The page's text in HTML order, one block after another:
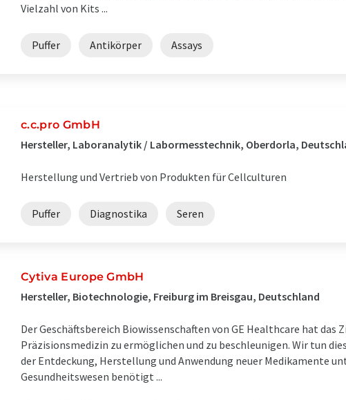
Vielzahl von Kits ...
Puffer Antikörper Assays
c.c.pro GmbH
Hersteller, Laboranalytik / Labormesstechnik, Oberdorla,
Herstellung und Vertrieb von Produkten für Cellculturen
Puffer Diagnostika Seren
Cytiva Europe GmbH
Hersteller, Biotechnologie, Freiburg im Breisgau, Deutschland
Der Geschäftsbereich Biowissenschaften von GE Healthcare hat das
Präzisionsmedizin zu ermöglichen und zu beschleunigen. Wir tun
der Entdeckung, Herstellung und Anwendung neuer Medikamente
Gesundheitswesen benötigt ...